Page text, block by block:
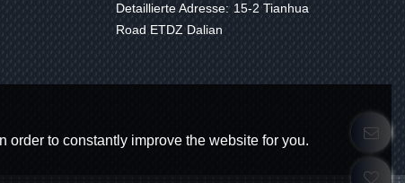
Detaillierte Adresse: 15-2 Tianhua
Road ETDZ Dalian
to constantly improve the website for you.